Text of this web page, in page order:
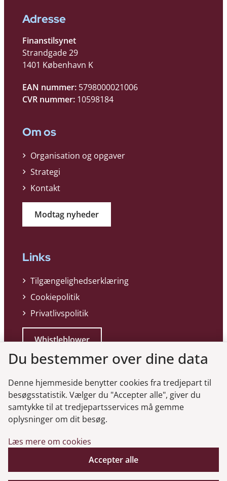
Adresse
Finanstilsynet
Strandgade 29
1401 København K
EAN nummer: 5798000021006
CVR nummer: 10598184
Om os
Organisation og opgaver
Strategi
Kontakt
Modtag nyheder
Links
Tilgængelighedserklæring
Cookiepolitik
Privatlivspolitik
Whistleblower
Genveje
Gå til virksomhedsregisteret
Gå til selskabsmeddelelser
Du bestemmer over dine data
Denne hjemmeside benytter cookies fra tredjepart til
besøgsstatistik. Vælger du "Accepter alle", giver du
samtykke til at tredjepartsservices må gemme
oplysninger om dit besøg.
Læs mere om cookies
Accepter alle